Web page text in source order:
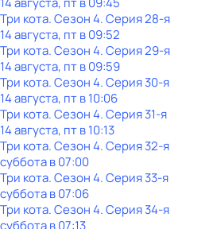
Три кота. Сезон 4. Серия 28-я
14 августа, пт в 09:52
Три кота. Сезон 4. Серия 29-я
14 августа, пт в 09:59
Три кота. Сезон 4. Серия 30-я
14 августа, пт в 10:06
Три кота. Сезон 4. Серия 31-я
14 августа, пт в 10:13
Три кота. Сезон 4. Серия 32-я
субботав07:00
Три кота. Сезон 4. Серия 33-я
субботав07:06
Три кота. Сезон 4. Серия 34-я
субботав07:13